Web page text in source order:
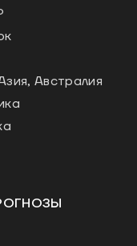
Австралия